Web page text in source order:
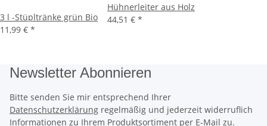
3 l -Stüpltränke grün Bio
11,99 € *
Hühnerleiter aus Holz
44,51 € *
Newsletter Abonnieren
Bitte senden Sie mir entsprechend Ihrer
Datenschutzerklärung regelmäßig und jederzeit widerruflich
Informationen zu Ihrem Produktsortiment per E-Mail zu.